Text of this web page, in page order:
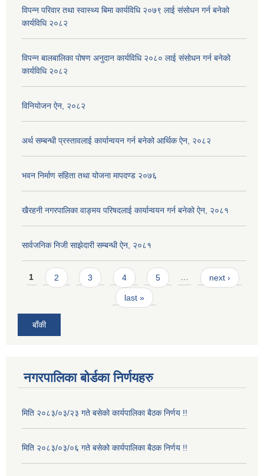
विपन्न परिवार तथा स्वास्थ्य बिमा कार्यविधि २०७९ लाई संसोधन गर्न बनेको
कार्यविधि २०८२
विपन्न बालबालिका पोषण अनुदान कार्यविधि २०८० लाई संसोधन गर्न बनेको
कार्यविधि २०८२
विनियोजन ऐन, २०८२
अर्थ सम्बन्धी प्रस्तावलाई कार्यान्वयन गर्न बनेको आर्थिक ऐन, २०८२
भवन निर्माण संहिता तथा योजना मापदण्ड २०७६
खैरहनी नगरपालिका वाङ्मय परिषदलाई कार्यान्वयन गर्न बनेको ऐन, २०८१
सार्वजनिक निजी साझेदारी सम्बन्धी ऐन, २०८१
Pages
1 2 3 4 5 … next ›
last »
बाँकी
नगरपालिका बोर्डका निर्णयहरु
मिति २०८३/०३/२३ गते बसेको कार्यपालिका बैठक निर्णय !!
मिति २०८३/०३/०६ गते बसेको कार्यपालिका बैठक निर्णय !!